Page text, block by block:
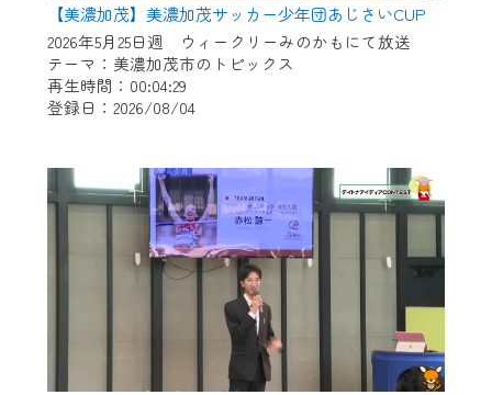
【美濃加茂】美濃加茂サッカー少年団あじさいCUP
2026年5月25日週 ウィークリーみのかもにて放送
テーマ：美濃加茂市のトピックス
再生時間：00:04:29
登録日：2026/08/04